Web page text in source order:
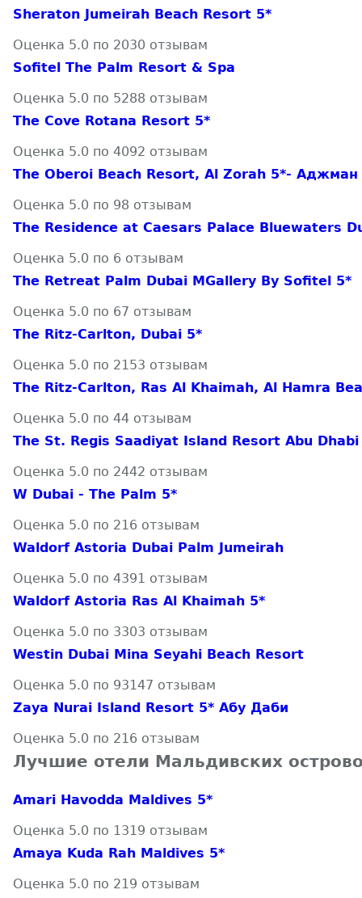
Sheraton Jumeirah Beach Resort 5*
Оценка 5.0 по 2030 отзывам
Sofitel The Palm Resort & Spa
Оценка 5.0 по 5288 отзывам
The Cove Rotana Resort 5*
Оценка 5.0 по 4092 отзывам
The Oberoi Beach Resort, Al Zorah 5*- Аджман
Оценка 5.0 по 98 отзывам
The Residence at Caesars Palace Bluewaters
Оценка 5.0 по 6 отзывам
The Retreat Palm Dubai MGallery By Sofitel 5*
Оценка 5.0 по 67 отзывам
The Ritz-Carlton, Dubai 5*
Оценка 5.0 по 2153 отзывам
The Ritz-Carlton, Ras Al Khaimah, Al Hamra
Оценка 5.0 по 44 отзывам
The St. Regis Saadiyat Island Resort Abu Dhabi
Оценка 5.0 по 2442 отзывам
W Dubai - The Palm 5*
Оценка 5.0 по 216 отзывам
Waldorf Astoria Dubai Palm Jumeirah
Оценка 5.0 по 4391 отзывам
Waldorf Astoria Ras Al Khaimah 5*
Оценка 5.0 по 3303 отзывам
Westin Dubai Mina Seyahi Beach Resort
Оценка 5.0 по 93147 отзывам
Zaya Nurai Island Resort 5* Абу Даби
Оценка 5.0 по 216 отзывам
Лучшие отели Мальдивских
Amari Havodda Maldives 5*
Оценка 5.0 по 1319 отзывам
Amaya Kuda Rah Maldives 5*
Оценка 5.0 по 219 отзывам